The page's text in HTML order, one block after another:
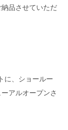
品させていただ
に、ショールー
アルオープンさ